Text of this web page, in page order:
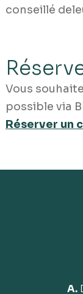
conseillé
Vous
possible via
Réserver un
A.